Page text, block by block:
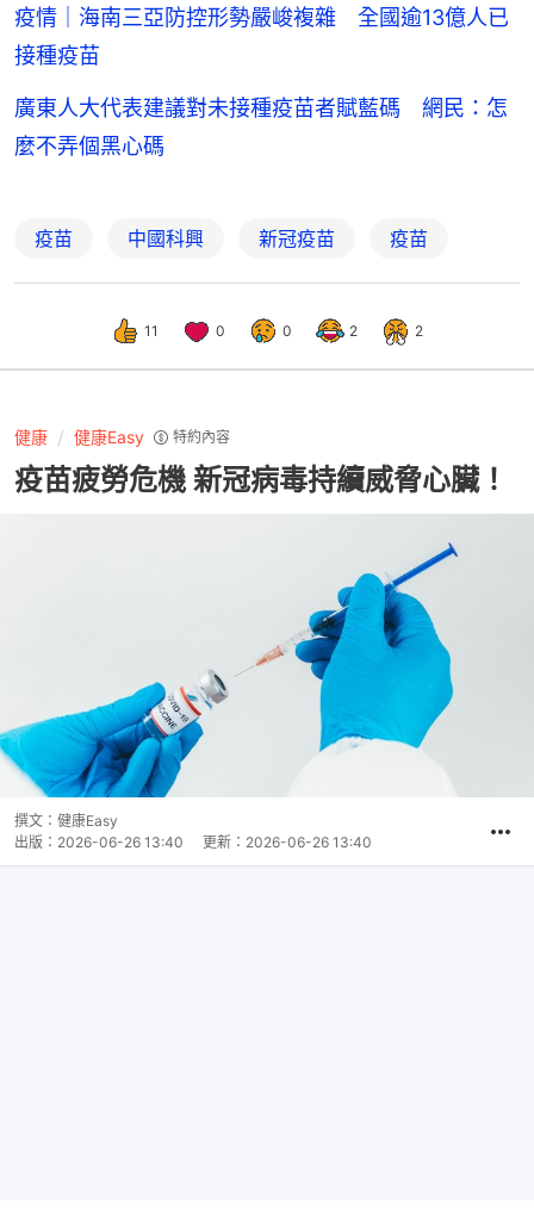
疫情｜海南三亞防控形勢嚴峻複雜 全國逾13億人已
接種疫苗
廣東人大代表建議對未接種疫苗者賦藍碼 網民：怎
麼不弄個黑心碼
疫苗 中國科興 新冠疫苗 疫苗
11 0 0 2 2
健康 健康Easy 特約內容
疫苗疲勞危機 新冠病毒持續威脅心臟！
撰文： 健康Easy
出版： 2026-06-26 13:40 更新： 2026-06-26 13:40